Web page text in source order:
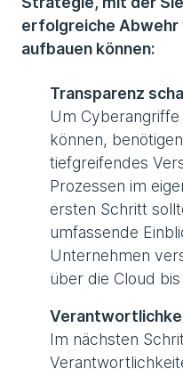
erfolgreiche Abwehr
aufbauen können:
Transparenz
Um
können,
tiefgreifendes
Prozessen im
ersten Schritt
umfassende
Unternehmen
über die Cloud
Im nächsten